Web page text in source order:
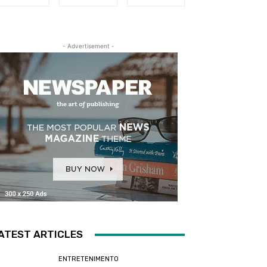
- Advertisement -
ARTICLES
ENTRETENIMENTO